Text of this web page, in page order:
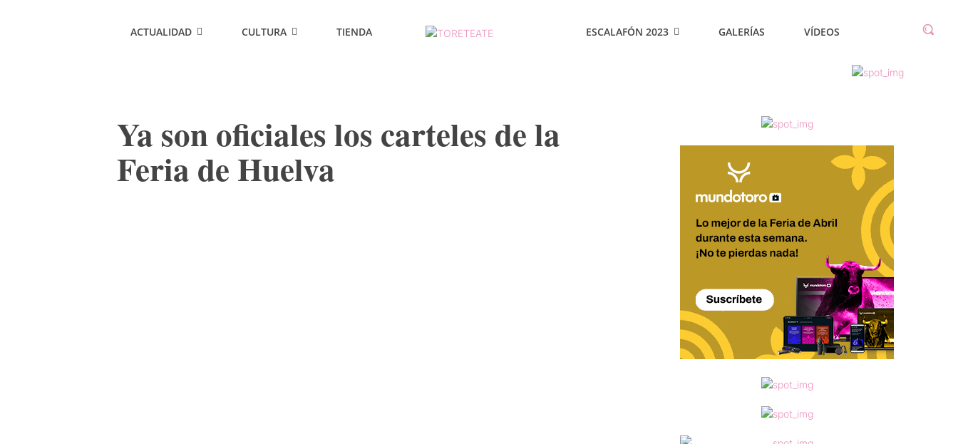
ACTUALIDAD CULTURA TIENDA ESCALAFÓN 2023 GALERÍAS VÍDEOS
Ya son oficiales los carteles de la
Feria de Huelva